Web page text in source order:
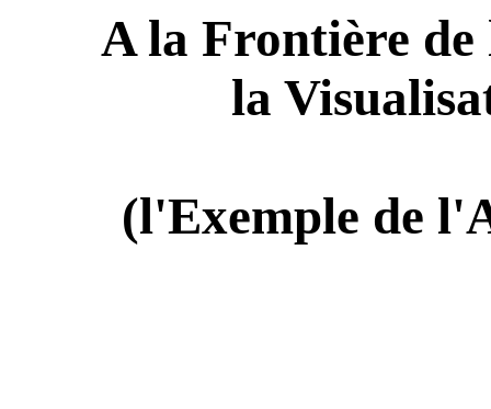
A la Frontière
la
(l'Exemple de